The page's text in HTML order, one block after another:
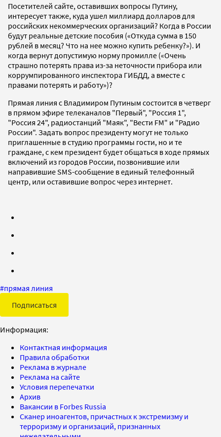
Посетителей сайте, оставивших вопросы Путину,
интересует также, куда ушел миллиард долларов для
российских некоммерческих организаций? Когда в России
будут реальные детские пособия («Откуда сумма в 150
рублей в месяц? Что на нее можно купить ребенку?»). И
когда вернут допустимую норму промилле («Очень
страшно потерять права из-за неточности прибора или
коррумпированного инспектора ГИБДД, а вместе с
правами потерять и работу»)?
Прямая линия с Владимиром Путиным состоится в четверг
в прямом эфире телеканалов "Первый", "Россия 1",
"Россия 24", радиостанций "Маяк", "Вести FM" и "Радио
России". Задать вопрос президенту могут не только
приглашенные в студию программы гости, но и те
граждане, с кем президент будет общаться в ходе прямых
включений из городов России, позвонившие или
направившие SМS-сообщение в единый телефонный
центр, или оставившие вопрос через интернет.
#прямая линия
Подписаться
Информация:
Контактная информация
Правила обработки
Реклама в журнале
Реклама на сайте
Условия перепечатки
Архив
Вакансии в Forbes Russia
Сканер иноагентов, причастных к экстремизму и
терроризму и организаций, признанных